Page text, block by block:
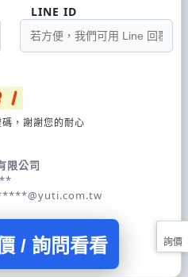
LINE ID
，謝謝您的耐心
限公司
/ 詢問看看 詢價